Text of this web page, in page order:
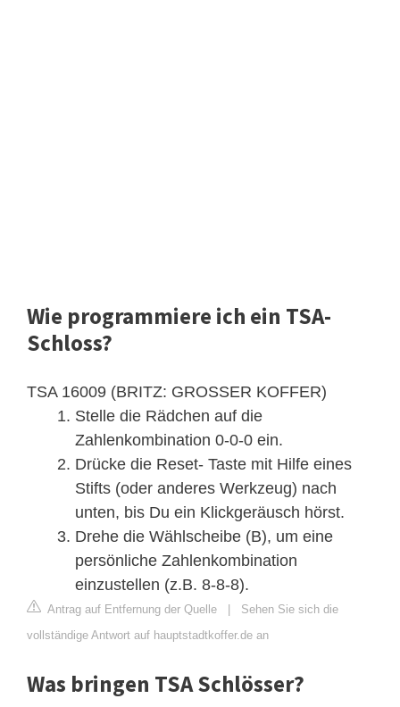
Wie programmiere ich ein TSA-
Schloss?
TSA 16009 (BRITZ: GROSSER KOFFER)
Stelle die Rädchen auf die
Zahlenkombination 0-0-0 ein.
Drücke die Reset- Taste mit Hilfe eines
Stifts (oder anderes Werkzeug) nach
unten, bis Du ein Klickgeräusch hörst.
Drehe die Wählscheibe (B), um eine
persönliche Zahlenkombination
einzustellen (z.B. 8-8-8).
Antrag auf Entfernung der Quelle | Sehen Sie sich die
vollständige Antwort auf hauptstadtkoffer.de an
Was bringen TSA Schlösser?